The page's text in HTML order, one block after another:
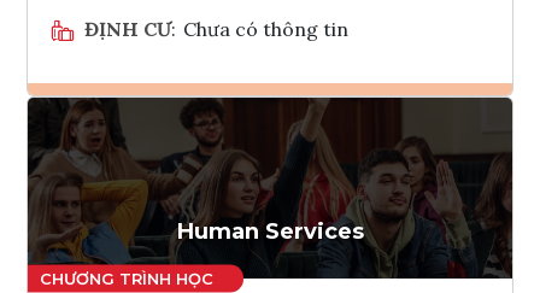
ĐỊNH CƯ: Chưa có thông tin
Ghi danh
Tham vấn Interlink
Human Services